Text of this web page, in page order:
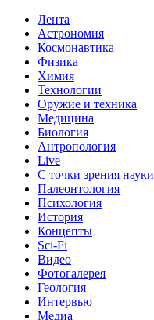
Лента
Астрономия
Космонавтика
Физика
Химия
Технологии
Оружие и техника
Медицина
Биология
Антропология
Live
С точки зрения науки
Палеонтология
Психология
История
Концепты
Sci-Fi
Видео
Фотогалерея
Геология
Интервью
Медиа